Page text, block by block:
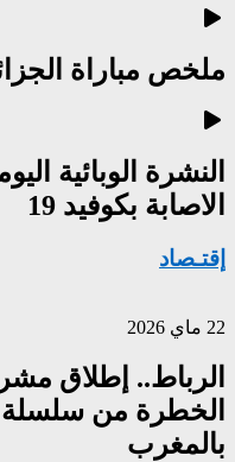
ملخص مباراة
النشرة الوبائية
الاصابة بكوفيد 19
إقتـصاد
22 ماي 2026
الرباط.. إطلاق
الخطرة من سلسلة
بالمغرب